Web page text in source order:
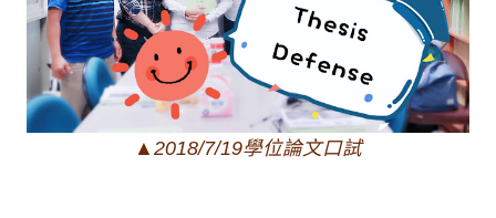
▲2018/7/19學位論文口試